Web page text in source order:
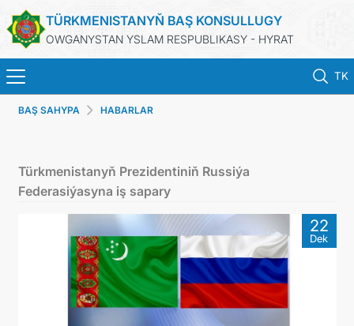
TÜRKMENISTANYŇ BAŞ KONSULLUGY
OWGANYSTAN YSLAM RESPUBLIKASY - HYRAT
TK
BAŞ SAHYPA
TÜRKMENISTAN
KONSULLYK HYZMATLARY
DIM
BAŞ SAHYPA HABARLAR
Türkmenistanyň Prezidentiniň Russiýa
Federasiýasyna iş sapary
22
Dek